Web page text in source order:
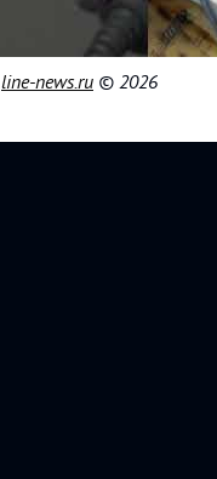
line-news.ru © 2026